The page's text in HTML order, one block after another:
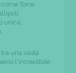
Torre
unica,
una vasta
l'incredibile